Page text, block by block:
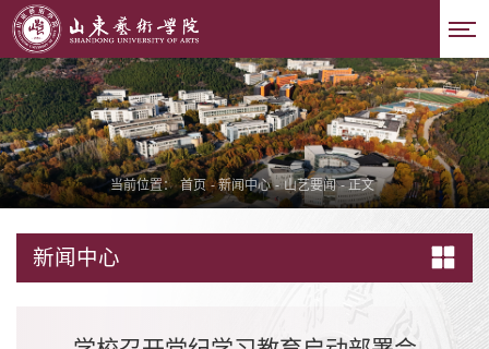
当前位置： 首页 - 新闻中心 - 山艺要闻 - 正文
新闻中心